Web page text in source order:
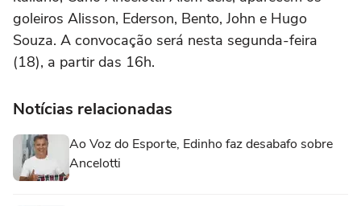
goleiros Alisson, Ederson, Bento, John e Hugo
Souza. A convocação será nesta segunda-feira
(18), a partir das 16h.
Notícias relacionadas
Ao Voz do Esporte, Edinho faz desabafo sobre
Ancelotti